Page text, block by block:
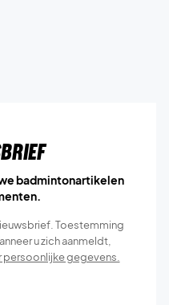
badmintonartikelen
Toestemming
u zich aanmeldt,
gegevens.